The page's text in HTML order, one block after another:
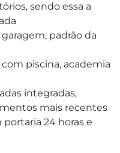
sendo essa a
padrão da
piscina, academia
integradas,
mais recentes
portaria 24 horas e